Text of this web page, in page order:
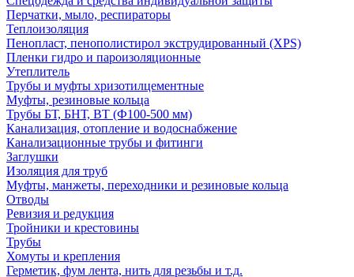
Перчатки, мыло, респираторы
Теплоизоляция
Пенопласт, пенополистирол экструдированный (XPS)
Пленки гидро и пароизоляционные
Утеплитель
Трубы и муфты хризотилцементные
Муфты, резиновые кольца
Трубы БТ, БНТ, ВТ (Ф100-500 мм)
Канализация, отопление и водоснабжение
Канализационные трубы и фитинги
Заглушки
Изоляция для труб
Муфты, манжеты, переходники и резиновые кольца
Отводы
Ревизия и редукция
Тройники и крестовины
Трубы
Хомуты и крепления
Герметик, фум лента, нить для резьбы и т.д.